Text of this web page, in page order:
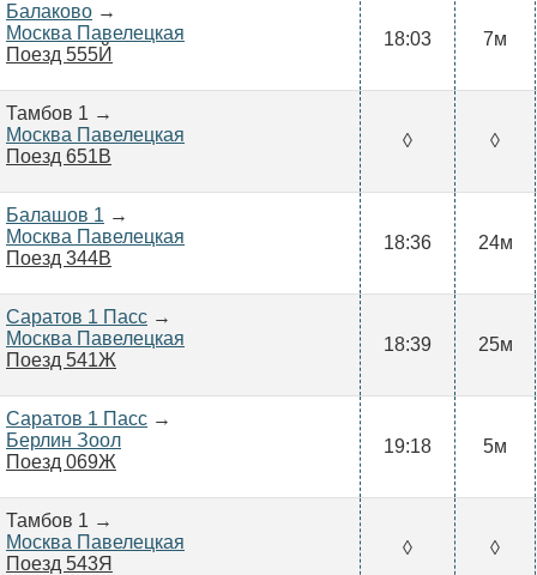
Балаково →
Москва Павелецкая
Поезд 555Й
18:03 7м
Тамбов 1 →
Москва Павелецкая
Поезд 651В
◊ ◊
Балашов 1 →
Москва Павелецкая
Поезд 344В
18:36 24м
Саратов 1 Пасс →
Москва Павелецкая
Поезд 541Ж
18:39 25м
Саратов 1 Пасс →
Берлин Зоол
Поезд 069Ж
19:18 5м
Тамбов 1 →
Москва Павелецкая
Поезд 543Я
◊ ◊